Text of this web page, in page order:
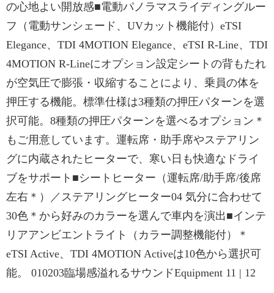
の心地よい開放感■電動パノラマスライディングルー
フ（電動サンシェード、UVカット機能付）eTSI
Elegance、TDI 4MOTION Elegance、eTSI R-Line、TDI
4MOTION R-Lineにオプション設定シートの背もたれ
が空気圧で膨張・収縮することにより、乗員の体を
押圧する機能。標準仕様は3種類の押圧パターンを選
択可能。8種類の押圧パターンを選べるオプション＊
もご用意しています。運転席・助手席やステアリン
グに内蔵されたヒーターで、寒い日も快適なドライ
ブをサポート■シートヒーター（運転席/助手席/後席
左右＊）／ステアリングヒーター04 気分に合わせて
30色＊から好みのカラーを選んで車内を演出■インテ
リアアンビエントライト（カラー調整機能付）＊
eTSI Active、TDI 4MOTION Activeは10色から選択可
能。 010203臨場感溢れるサウンドEquipment 11 | 12